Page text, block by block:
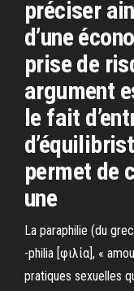
préciser
d’une
prise de
argument
le fait
permet de
une
La paraphilie (du
-philia [φιλία], «
pratiques sexuelles